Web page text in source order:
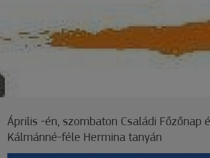
Április -én, szombaton Családi Főzőnap
Kálmánné-féle Hermina tanyán